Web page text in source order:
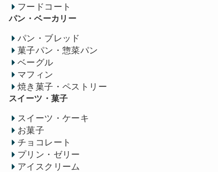
フードコート
パン・ベーカリー
パン・ブレッド
菓子パン・惣菜パン
ベーグル
マフィン
焼き菓子・ペストリー
スイーツ・菓子
スイーツ・ケーキ
お菓子
チョコレート
プリン・ゼリー
アイスクリーム